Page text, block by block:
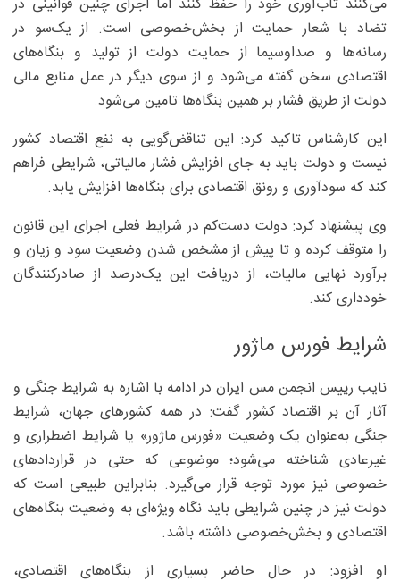
می‌کنند تاب‌آوری خود را حفظ کنند اما اجرای چنین قوانینی در
تضاد با شعار حمایت از بخش‌خصوصی است. از یک‌سو در
رسانه‌ها و صداوسیما از حمایت دولت از تولید و بنگاه‌های
اقتصادی سخن گفته می‌شود و از سوی دیگر در عمل منابع مالی
دولت از طریق فشار بر همین بنگاه‌ها تامین می‌شود.
این کارشناس تاکید کرد: این تناقض‌گویی به نفع اقتصاد کشور
نیست و دولت باید به جای افزایش فشار مالیاتی، شرایطی فراهم
کند که سودآوری و رونق اقتصادی برای بنگاه‌ها افزایش یابد.
وی پیشنهاد کرد: دولت دست‌کم در شرایط فعلی اجرای این قانون
را متوقف کرده و تا پیش از مشخص شدن وضعیت سود و زیان و
برآورد نهایی مالیات، از دریافت این یک‌درصد از صادرکنندگان
خودداری کند.
شرایط فورس ماژور
نایب رییس انجمن مس ایران در ادامه با اشاره به شرایط جنگی و
آثار آن بر اقتصاد کشور گفت: در همه کشورهای جهان، شرایط
جنگی به‌عنوان یک وضعیت «فورس ماژور» یا شرایط اضطراری و
غیرعادی شناخته می‌شود؛ موضوعی که حتی در قراردادهای
خصوصی نیز مورد توجه قرار می‌گیرد. بنابراین طبیعی است که
دولت نیز در چنین شرایطی باید نگاه ویژه‌ای به وضعیت بنگاه‌های
اقتصادی و بخش‌خصوصی داشته باشد.
او افزود: در حال حاضر بسیاری از بنگاه‌های اقتصادی،